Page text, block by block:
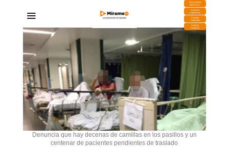
DESCARGA
MIRAPLAY
Buzón de
Sugerencias
Contratar
Publicidad
Contacto
Comercial
Denuncia que hay decenas de camillas en los pasillos y un
centenar de pacientes pendientes de traslado